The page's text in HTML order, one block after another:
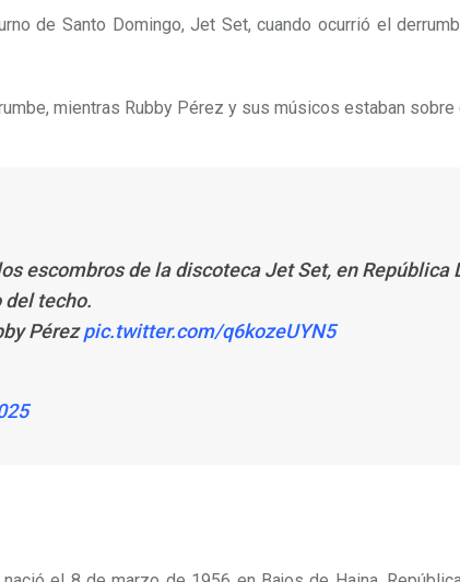
de Santo Domingo, Jet Set, cuando ocurrió el
mientras Rubby Pérez y sus músicos estaban
escombros de la discoteca Jet Set, en República
del techo.
Pérezpic.twitter.com/q6kozeUYN5